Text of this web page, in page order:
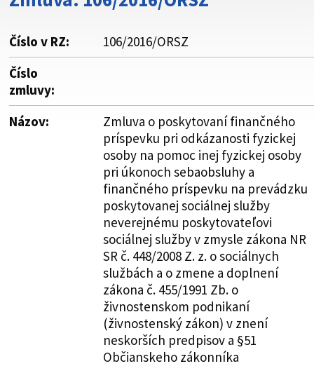
Číslo v RZ:
106/2016/ORSZ
Číslo
zmluvy:
Názov:
Zmluva o poskytovaní finančného
príspevku pri odkázanosti fyzickej
osoby na pomoc inej fyzickej osoby
pri úkonoch sebaobsluhy a
finančného príspevku na prevádzku
poskytovanej sociálnej služby
neverejnému poskytovateľovi
sociálnej služby v zmysle zákona NR
SR č. 448/2008 Z. z. o sociálnych
službách a o zmene a doplnení
zákona č. 455/1991 Zb. o
živnostenskom podnikaní
(živnostenský zákon) v znení
neskorších predpisov a §51
Občianskeho zákonníka